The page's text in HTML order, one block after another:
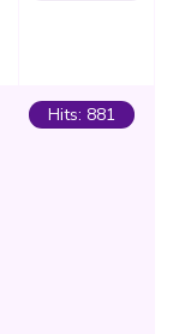
Hits: 881